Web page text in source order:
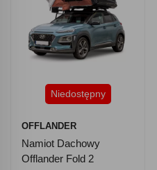
Niedostępny
OFFLANDER
Namiot Dachowy
Offlander Fold 2